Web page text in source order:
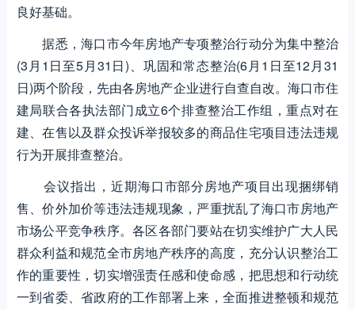
良好基础。
据悉，海口市今年房地产专项整治行动分为集中整治
(3月1日至5月31日)、巩固和常态整治(6月1日至12月31
日)两个阶段，先由各房地产企业进行自查自改。海口市住
建局联合各执法部门成立6个排查整治工作组，重点对在
建、在售以及群众投诉举报较多的商品住宅项目违法违规
行为开展排查整治。
会议指出，近期海口市部分房地产项目出现捆绑销
售、价外加价等违法违规现象，严重扰乱了海口市房地产
市场公平竞争秩序。各区各部门要站在切实维护广大人民
群众利益和规范全市房地产秩序的高度，充分认识整治工
作的重要性，切实增强责任感和使命感，把思想和行动统
一到省委、省政府的工作部署上来，全面推进整顿和规范